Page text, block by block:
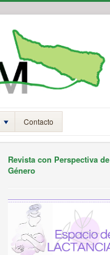
Contacto
Revista con Perspectiva de
Género